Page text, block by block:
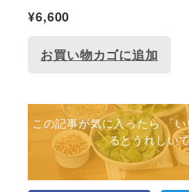
¥6,600
お買い物カゴに追加
この記事が気に入ったら 「
るとうれしい